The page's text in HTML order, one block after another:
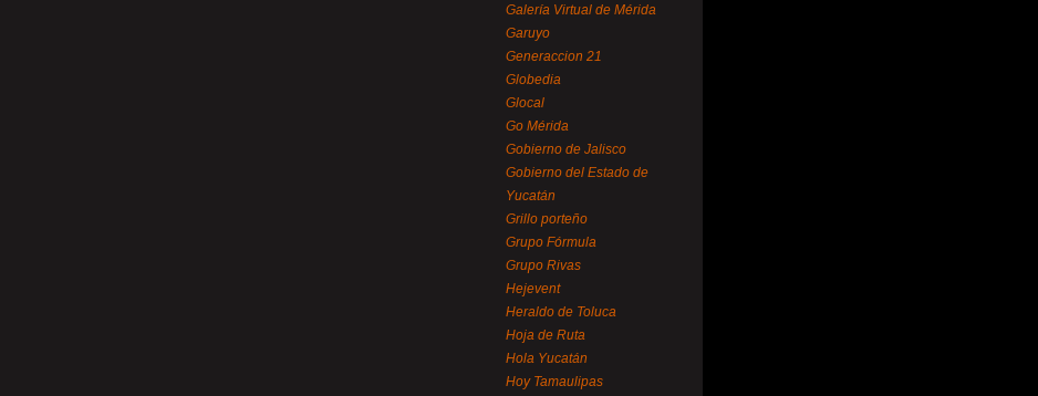
Galería Virtual de Mérida
Garuyo
Generaccion 21
Globedia
Glocal
Go Mérida
Gobierno de Jalisco
Gobierno del Estado de
Yucatán
Grillo porteño
Grupo Fórmula
Grupo Rivas
Hejevent
Heraldo de Toluca
Hoja de Ruta
Hola Yucatán
Hoy Tamaulipas